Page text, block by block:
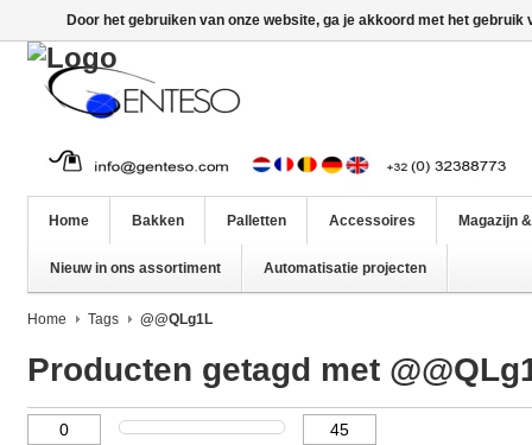
Home Bakken Palletten Accessoires Magazijn
Nieuw in ons assortiment Automatisatie projecten
Home Tags @@QLg1L
Producten getagd met
Door het gebruiken van onze website, ga je akkoord met het